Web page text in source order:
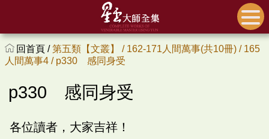
回首頁 /第五類【文叢】 / 162-171人間萬事(共10冊) / 165
人間萬事4 / p330 感同身受
p330 感同身受
各位讀者，大家吉祥！